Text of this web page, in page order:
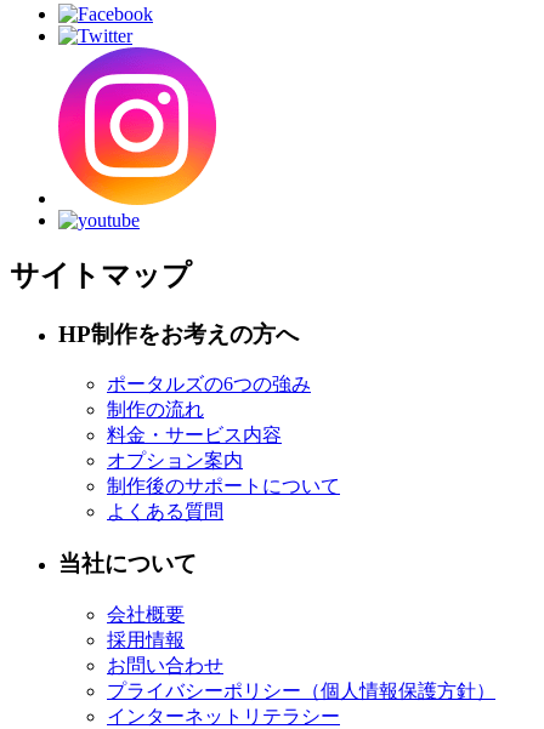
サイトマップ
HP制作をお考えの方へ
ポータルズの6つの強み
制作の流れ
料金・サービス内容
オプション案内
制作後のサポートについて
よくある質問
当社について
会社概要
採用情報
お問い合わせ
プライバシーポリシー（個人情報保護方針）
インターネットリテラシー